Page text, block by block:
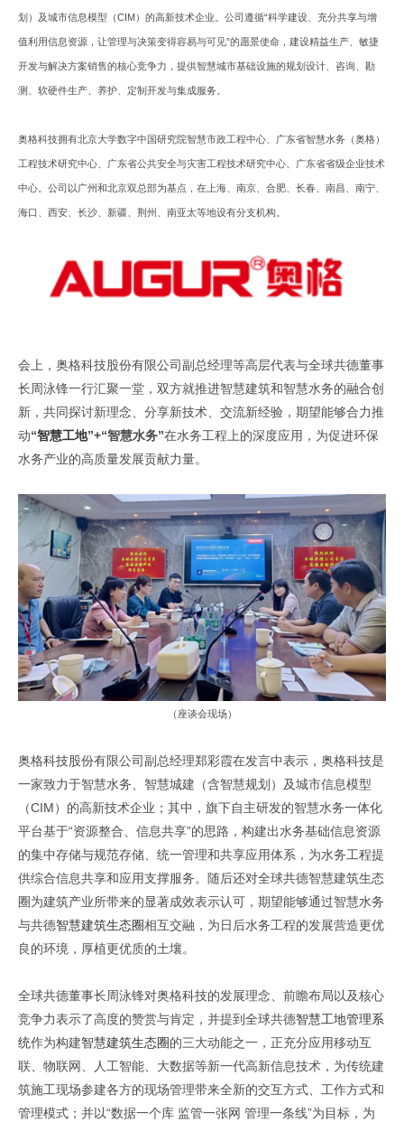
划）及城市信息模型（CIM ）的高新技术企业。公司遵循“科学建设、充分共享与增
值利用信息资源，让管理与决策变得容易与可见”的愿景使命，建设精益生产、敏捷
开发与解决方案销售的核心竞争力，提供智慧城市基础设施的规划设计、咨询、勘
测、软硬件生产、养护、定制开发与集成服务。
奥格科技拥有北京大学数字中国研究院智慧市政工程中心、广东省智慧水务（奥格）
工程技术研究中心、广东省公共安全与灾害工程技术研究中心、广东省省级企业技术
中心。公司以广州和北京双总部为基点，在上海、南京、合肥、长春、南昌、南宁、
海口、西安、长沙、新疆、荆州、南亚太等地设有分支机构。
会上，奥格科技股份有限公司副总经理等高层代表与全球共德董事
长周泳锋一行汇聚一堂，双方就推进智慧建筑和智慧水务的融合创
新，共同探讨新理念、分享新技术、交流新经验， 期望能够合力推
动“智慧工地”+“智慧水务”在水务工程上的深度应用， 为促进环保
水务产业的高质量发展贡献力量。
（座谈会现场）
奥格科技股份有限公司副总经理郑彩霞在发言中表示，奥格科技是
一家致力于智慧水务、智慧城建（含智慧规划）及城市信息模型
（CIM）的高新技术企业；其中，旗下自主研发的智慧水务一体化
平台基于“资源整合、信息共享”的思路，构建出水务基础信息资源
的集中存储与规范存储、统一管理和共享应用体系， 为水务工程提
供综合信息共享和应用支撑服务。 随后还对全球共德智慧建筑生态
圈为建筑产业所带来的显著成效表示认可，期望能够通过智慧水务
与共德智慧建筑生态圈相互交融，为日后水务工程的发展营造更优
良的环境，厚植更优质的土壤。
全球共德董事长周泳锋对奥格科技的发展理念、前瞻布局以及核心
竞争力表示了高度的赞赏与肯定，并提到全球共德智慧工地管理系
统作为构建智慧建筑生态圈的三大动能之一，正充分应用移动互
联、物联网、人工智能、大数据等新一代高新信息技术，为传统建
筑施工现场参建各方的现场管理带来全新的交互方式、工作方式和
管理模式；并以“数据一个库 监管一张网 管理一条线”为目标，为